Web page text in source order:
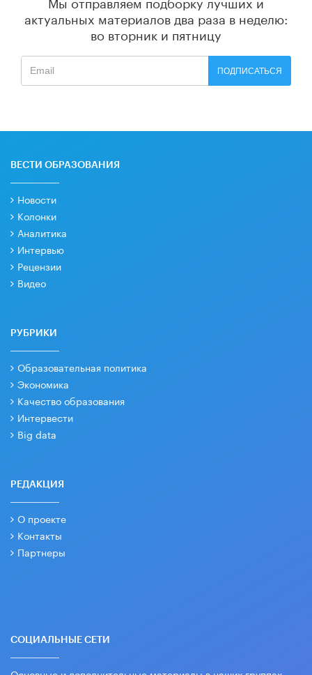
актуальных материалов два раза в неделю:
во вторник и пятницу
ПОДПИСАТЬСЯ
ВЕСТИ ОБРАЗОВАНИЯ
Новости
Колонки
Аналитика
Интервью
Рецензии
Видео
РУБРИКИ
Образовательная политика
Экономика
Качество образования
Интервести
Big data
РЕДАКЦИЯ
О проекте
Контакты
Партнеры
СОЦИАЛЬНЫЕ СЕТИ